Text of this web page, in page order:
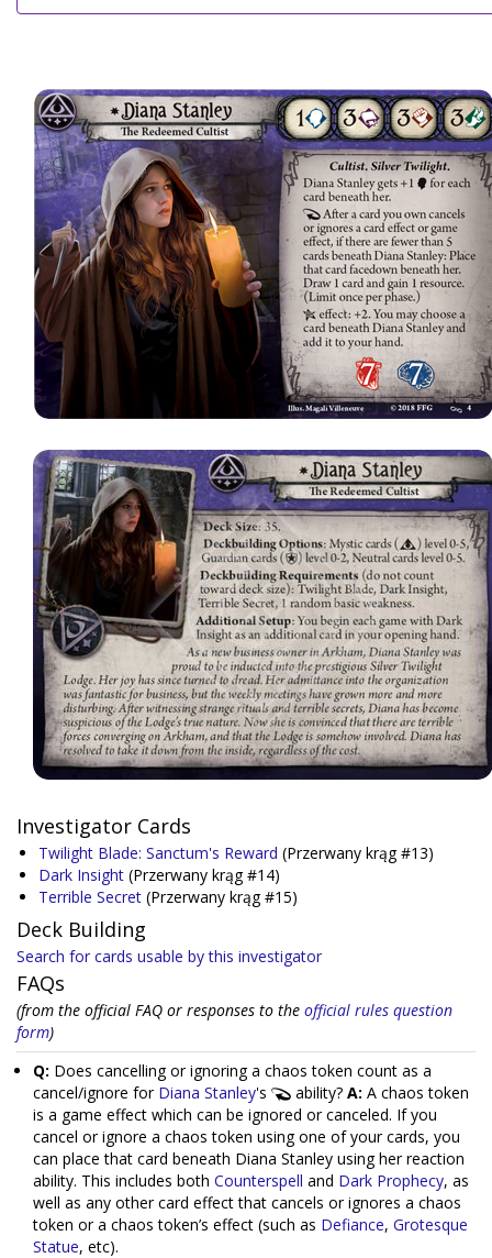
Investigator Cards
Twilight Blade: Sanctum's Reward (Przerwany krąg #13)
Dark Insight (Przerwany krąg #14)
Terrible Secret (Przerwany krąg #15)
Deck Building
Search for cards usable by this investigator
FAQs
(from the official FAQ or responses to the official rules question
form)
Q: Does cancelling or ignoring a chaos token count as a
cancel/ignore for Diana Stanley's ability? A: A chaos token
is a game effect which can be ignored or canceled. If you
cancel or ignore a chaos token using one of your cards, you
can place that card beneath Diana Stanley using her reaction
ability. This includes both Counterspell and Dark Prophecy, as
well as any other card effect that cancels or ignores a chaos
token or a chaos token’s effect (such as Defiance, Grotesque
Statue, etc).